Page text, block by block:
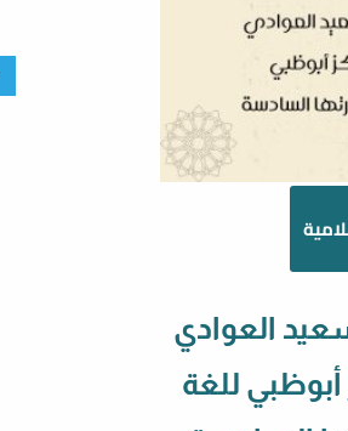
العوادي
أبوظبي للغة